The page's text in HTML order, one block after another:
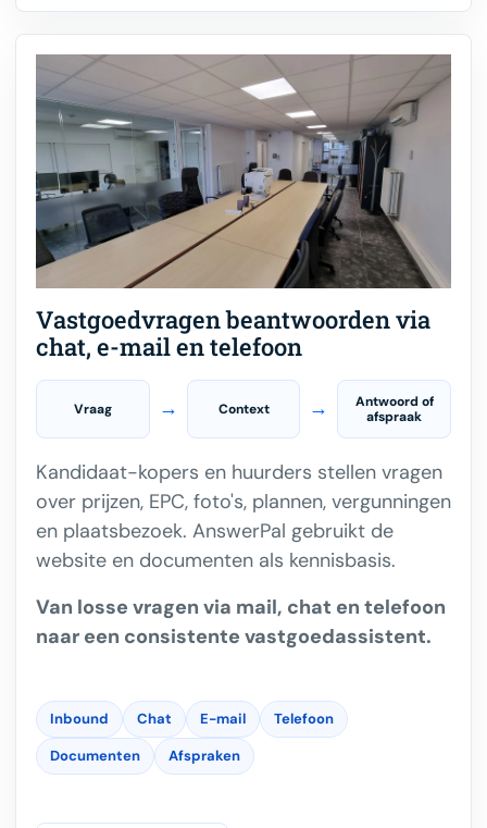
Vastgoedvragen beantwoorden via
chat, e-mail en telefoon
Vraag → Context →
Antwoord of
afspraak
Kandidaat-kopers en huurders stellen vragen
over prijzen, EPC, foto's, plannen, vergunningen
en plaatsbezoek. AnswerPal gebruikt de
website en documenten als kennisbasis.
Van losse vragen via mail, chat en telefoon
naar een consistente vastgoedassistent.
Inbound Chat E-mail
Telefoon
Documenten
Afspraken